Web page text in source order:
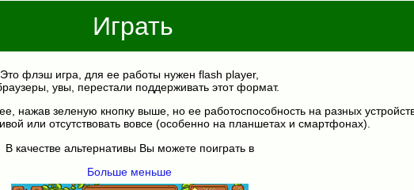
Играть
Это флэш игра, для ее работы нужен flash player,
увы, перестали поддерживать этот формат.
нажав зеленую кнопку выше, но ее работоспособность на разных
или отсутствовать вовсе (особенно на планшетах и смартфонах).
В качестве альтернативы Вы можете поиграть в
Больше меньше